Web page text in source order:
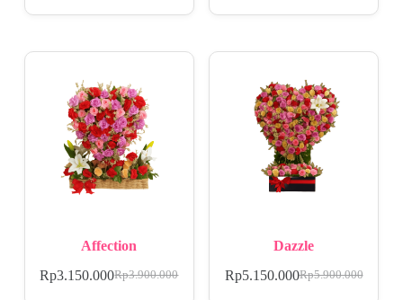
Affection
Rp3.900.000
Rp3.150.000
Dazzle
Rp5.900.000
Rp5.150.000